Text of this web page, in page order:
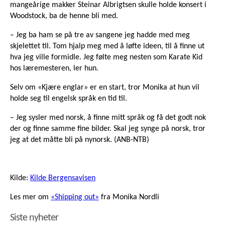
mangeårige makker Steinar Albrigtsen skulle holde konsert i
Woodstock, ba de henne bli med.
– Jeg ba ham se på tre av sangene jeg hadde med meg
skjelettet til. Tom hjalp meg med å løfte ideen, til å finne ut
hva jeg ville formidle. Jeg følte meg nesten som Karate Kid
hos læremesteren, ler hun.
Selv om «Kjære englar» er en start, tror Monika at hun vil
holde seg til engelsk språk en tid til.
– Jeg sysler med norsk, å finne mitt språk og få det godt nok
der og finne samme fine bilder. Skal jeg synge på norsk, tror
jeg at det måtte bli på nynorsk. (ANB-NTB)
Kilde: Kilde Bergensavisen
Les mer om «Shipping out» fra Monika Nordli
Siste nyheter